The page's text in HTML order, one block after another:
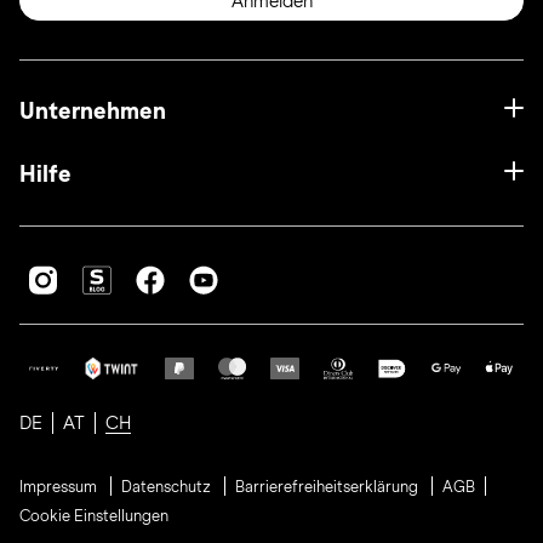
Unternehmen
Hilfe
DE AT CH
Impressum Datenschutz Barrierefreiheitserklärung
AGB
Cookie Einstellungen